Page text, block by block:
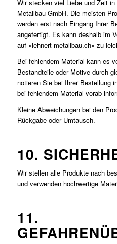
Wir stecken viel Liebe und Zeit
Metallbau GmbH. Die meisten
werden erst nach Eingang Ihrer
angefertigt. Es kann deshalb im
auf «lehnert-metallbau.ch» zu
Bei fehlendem Material kann es
Bestandteile oder Motive durch
notieren Sie bei Ihrer Bestellung
bei fehlendem Material vorab
Kleine Abweichungen bei den
Rückgabe oder Umtausch.
10.
Wir stellen alle Produkte nach
und verwenden hochwertige
11.